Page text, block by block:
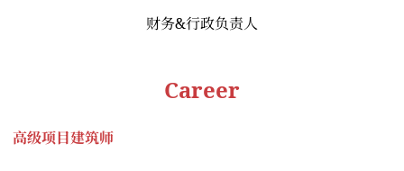
财务&行政负责人
Career
高级项目建筑师